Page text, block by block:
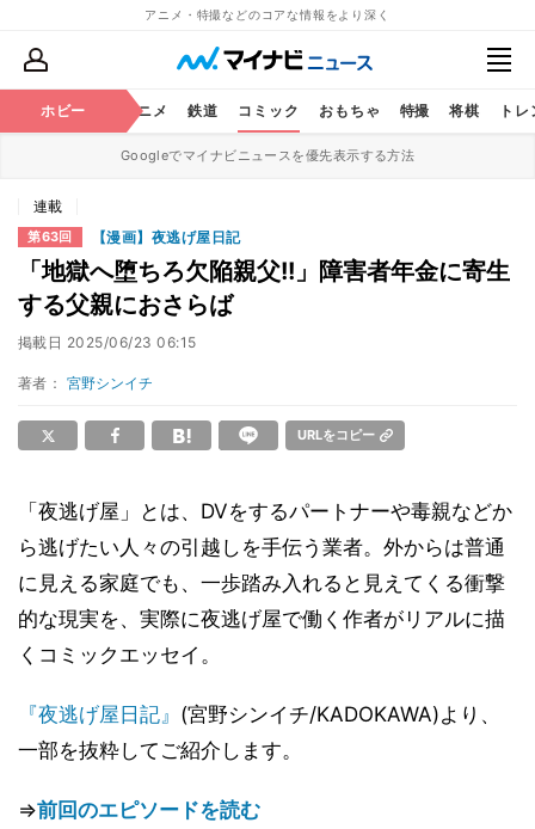
アニメ・特撮などのコアな情報をより深く
ホビー アニメ 鉄道 コミック おもちゃ 特撮 将棋 ト
Googleでマイナビニュースを優先表示する方法
連載
第63回 【漫画】夜逃げ屋日記
「地獄へ堕ちろ欠陥親父!!」障害者年金に寄生
する父親におさらば
掲載日 2025/06/23 06:15
著者： 宮野シンイチ
URLをコピー
「夜逃げ屋」とは、DVをするパートナーや毒親などか
ら逃げたい人々の引越しを手伝う業者。外からは普通
に見える家庭でも、一歩踏み入れると見えてくる衝撃
的な現実を、実際に夜逃げ屋で働く作者がリアルに描
くコミックエッセイ。
『夜逃げ屋日記』 (宮野シンイチ/KADOKAWA)より、
一部を抜粋してご紹介します。
⇒前回のエピソードを読む